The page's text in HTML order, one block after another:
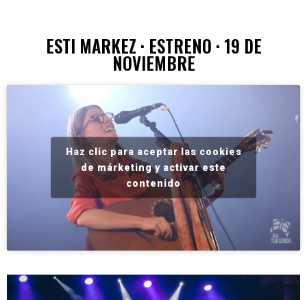
ESTI MARKEZ · ESTRENO · 19 DE
NOVIEMBRE
Haz clic para aceptar las cookies
de márketing y activar este
contenido